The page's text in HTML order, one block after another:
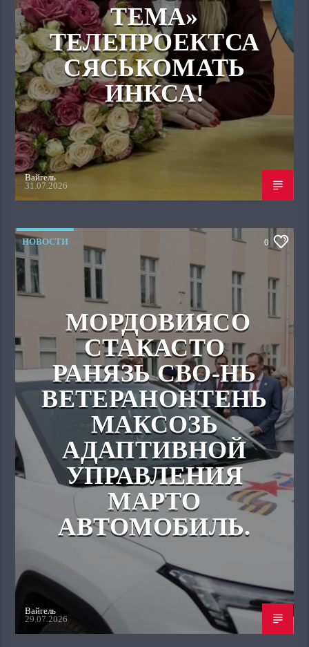
ТЕМА»
ТЕЛЕПРОЕКТСА
СЯСЬКОМАТЬ
ИНКСА!
Вайгель
31.07.2026
НОВОСТИ 0
МОРДОВИЯСО
СТАКАСТО
РАНЯЗЬ СВО-НЬ
ВЕТЕРАНОНТЕНЬ
МАКСОЗЬ
АДАПТИВНОЙ
УПРАВЛЕНИЯ
МАРТО
АВТОМОБИЛЬ.
Вайгель
29.07.2026